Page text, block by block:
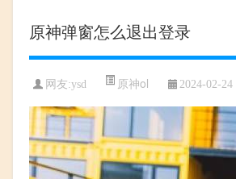
原神弹窗怎么退出登录
网友:ysd 原神ol 2024-02-24